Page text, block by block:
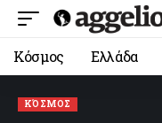
Κόσμος Ελλάδα
ΚΌΣΜΟΣ